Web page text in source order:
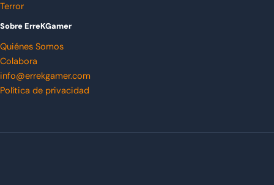
Terror
Sobre ErreKGamer
Quiénes Somos
Colabora
info@errekgamer.com
Política de privacidad